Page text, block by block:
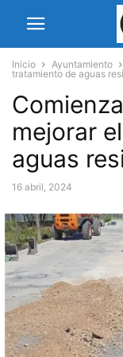
Inicio Ayuntamiento
tratamiento de aguas
mejorar
aguas
16 abril, 2024